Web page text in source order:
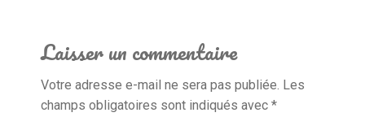
Laisser un commentaire
Votre adresse e-mail ne sera pas publiée. Les
champs obligatoires sont indiqués avec *